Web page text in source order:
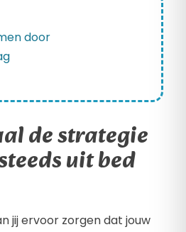
door
de strategie
uit bed
jij ervoor zorgen dat jouw